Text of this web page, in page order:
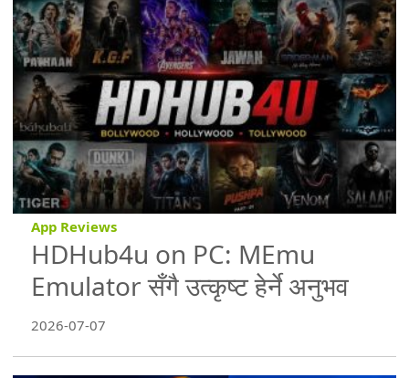
App Reviews
HDHub4u on PC: MEmu
Emulator सँगै उत्कृष्ट हेर्ने अनुभव
2026-07-07